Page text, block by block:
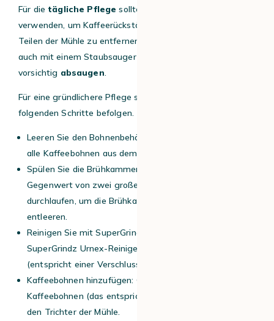
Für die tägliche Pflege sollten Sie eine
verwenden, um Kaffeerückstände von den zugänglichen
Teilen der Mühle zu entfernen. Sie können die Rückstände
auch mit einem Staubsauger mit einer schmalen Düse
vorsichtig absaugen.
Für eine gründlichere Pflege sollten Sie jedoch die
folgenden Schritte befolgen.
Leeren Sie den Bohnenbehälter: Entfernen Sie zunächst
alle Kaffeebohnen aus dem Behälter.
Spülen Sie die Brühkammer aus: Lassen Sie den
Gegenwert von zwei großen Tassen Wasser
durchlaufen, um die Brühkammer vollständig zu
entleeren.
Reinigen Sie mit SuperGrindz Urnex: Geben Sie 26 g
SuperGrindz Urnex-Reiniger in den Bohnenbehälter
(entspricht einer Verschlusskappe).
Kaffeebohnen hinzufügen: Geben Sie anschließend 78 g
Kaffeebohnen (das entspricht drei Verschlusskappen) in
den Trichter der Mühle.